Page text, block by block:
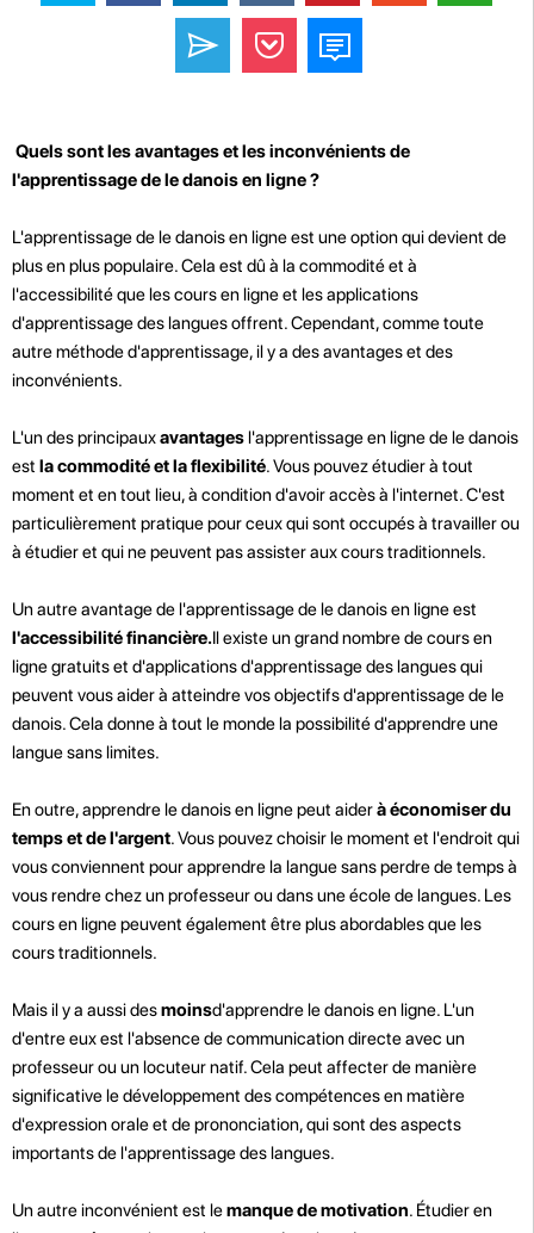
Quels sont les avantages et les inconvénients de
l'apprentissage de le danois en ligne ?
L'apprentissage de le danois en ligne est une option qui devient de
plus en plus populaire. Cela est dû à la commodité et à
l'accessibilité que les cours en ligne et les applications
d'apprentissage des langues offrent. Cependant, comme toute
autre méthode d'apprentissage, il y a des avantages et des
inconvénients.
L'un des principauxavantagesl'apprentissage en ligne de le danois
est la commodité et la flexibilité. Vous pouvez étudier à tout
moment et en tout lieu, à condition d'avoir accès à l'internet. C'est
particulièrement pratique pour ceux qui sont occupés à travailler ou
à étudier et qui ne peuvent pas assister aux cours traditionnels.
Un autre avantage de l'apprentissage de le danois en ligne est
l'accessibilité financière.Il existe un grand nombre de cours en
ligne gratuits et d'applications d'apprentissage des langues qui
peuvent vous aider à atteindre vos objectifs d'apprentissage de le
danois. Cela donne à tout le monde la possibilité d'apprendre une
langue sans limites.
En outre, apprendre le danois en ligne peut aiderà économiser du
temps et de l'argent. Vous pouvez choisir le moment et l'endroit qui
vous conviennent pour apprendre la langue sans perdre de temps à
vous rendre chez un professeur ou dans une école de langues. Les
cours en ligne peuvent également être plus abordables que les
cours traditionnels.
Mais il y a aussi desmoinsd'apprendre le danois en ligne. L'un
d'entre eux est l'absence de communication directe avec un
professeur ou un locuteur natif. Cela peut affecter de manière
significative le développement des compétences en matière
d'expression orale et de prononciation, qui sont des aspects
importants de l'apprentissage des langues.
Un autre inconvénient est lemanque de motivation. Étudier en